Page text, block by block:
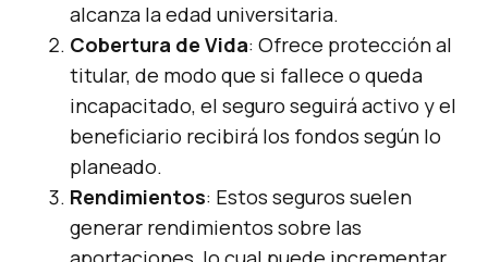
alcanza la edad universitaria.
Cobertura de Vida: Ofrece protección al
titular, de modo que si fallece o queda
incapacitado, el seguro seguirá activo y el
beneficiario recibirá los fondos según lo
planeado.
Rendimientos: Estos seguros suelen
generar rendimientos sobre las